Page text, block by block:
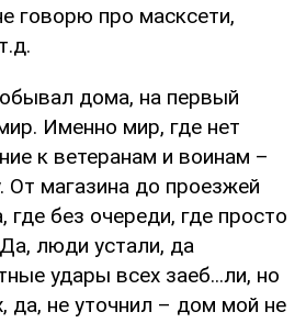
говорю про масксети,
дома, на первый
Именно мир, где нет
к ветеранам и воинам –
От магазина до проезжей
где без очереди, где просто
люди устали, да
удары всех заеб...ли, но
да, не уточнил – дом мой не